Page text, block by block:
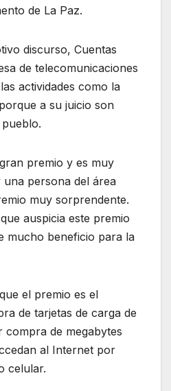
de La Paz.
discurso, Cuentas
de telecomunicaciones
actividades como la
a su juicio son
premio y es muy
persona del área
muy sorprendente.
auspicia este premio
mucho beneficio para la
el premio es el
de tarjetas de carga de
de megabytes
al Internet por
celular.